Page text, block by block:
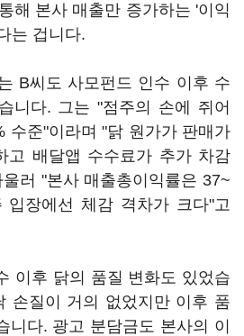
해 본사 매출만 증가하는 '이익
는 겁니다.
B씨도 사모펀드 인수 이후 수
니다. 그는 "점주의 손에 쥐어
수준"이라며 "닭 원가가 판매가
고 배달앱 수수료가 추가 차감
러 "본사 매출총이익률은 37~
입장에선 체감 격차가 크다"고
이후 닭의 품질 변화도 있었습
손질이 거의 없었지만 이후 품
니다. 광고 분담금도 본사의 이